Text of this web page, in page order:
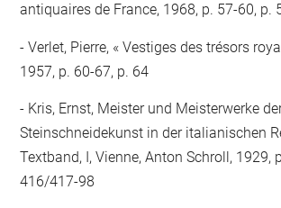
antiquaires de France, 1968, p. 57-60, p.
Verlet, Pierre, « Vestiges des trésors
1957, p. 60-67, p. 64
Kris, Ernst, Meister und Meisterwerke
Steinschneidekunst in der italianischen
Textband, I, Vienne, Anton Schroll, 1929,
416/417-98